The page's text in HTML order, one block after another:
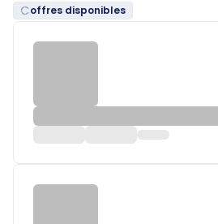
offres disponibles